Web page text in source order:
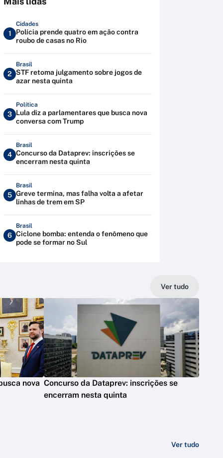
1
Cidades
Polícia prende quatro em ação contra
roubo de casas no Rio
2
Brasil
STF retoma julgamento sobre jogos de
azar nesta quinta
3
Política
Lula diz a parlamentares que busca nova
conversa com Trump
4
Brasil
Concurso da Dataprev: inscrições se
encerram nesta quinta
5
Brasil
Greve termina, mas falha volta a afetar
linhas de trem em SP
6
Brasil
Ciclone bomba: entenda o fenômeno que
pode se formar no Sul
Ver tudo
nova Concurso da Dataprev: inscrições se
encerram nesta quinta
Ver tudo